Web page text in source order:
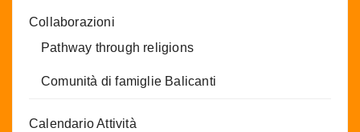
Collaborazioni
Pathway through religions
Comunità di famiglie Balicanti
Calendario Attività